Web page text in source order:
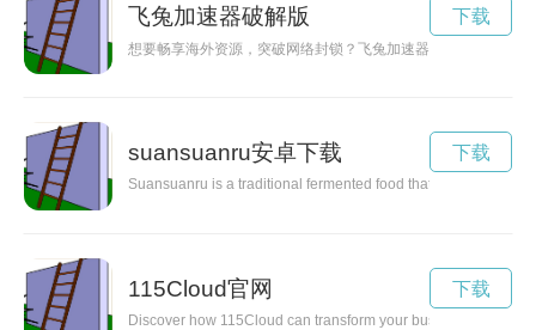
飞兔加速器破解版
想要畅享海外资源，突破网络封锁？飞兔加速器助你一臂之力
下载
suansuanru安卓下载
Suansuanru is a traditional fermented food that is not only
下载
115Cloud官网
Discover how 115Cloud can transform your business with
下载